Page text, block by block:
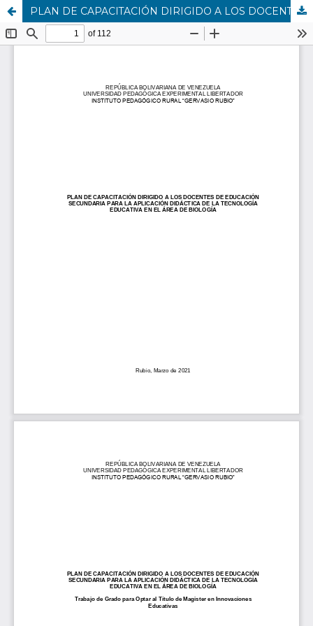
PLAN DE CAPACITACIÓN DIRIGIDO A LOS DOCENTES DE EDUCACIÓN SECUNDARIA PARA LA APLICACIÓN DIDÁCTICA DE LA TECNOLOGÍA EDUCATIVA EN EL ÁREA DE BIOLOGÍA